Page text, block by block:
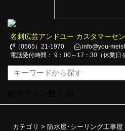
名刺広芸アンドユー カスタマーセ
（0565）21-1970
info@you-
電話受付時間： 9：00～17：30（休業日
カテゴリ > 防水屋･シーリング工事屋